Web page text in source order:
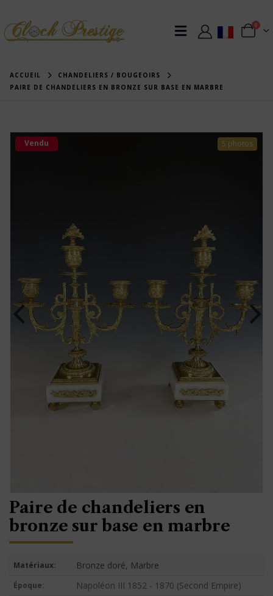
0
ACCUEIL
CHANDELIERS / BOUGEOIRS
PAIRE DE CHANDELIERS EN BRONZE SUR BASE EN MARBRE
5 photos
Vendu
Paire de chandeliers en
bronze sur base en marbre
Matériaux: Bronze doré, Marbre
Époque: Napoléon III 1852 - 1870 (Second Empire)